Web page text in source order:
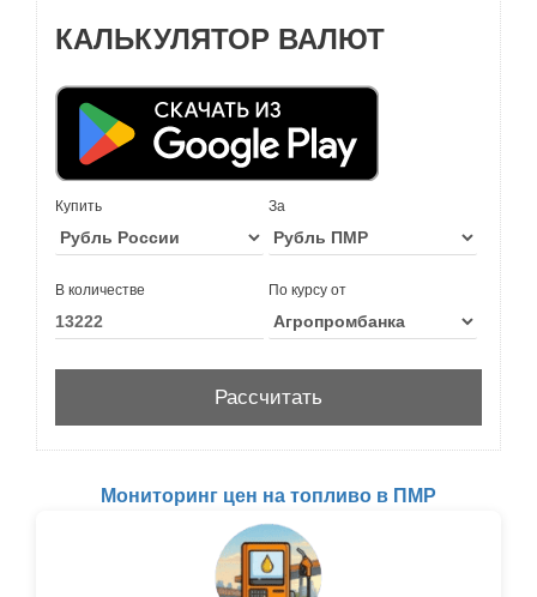
КАЛЬКУЛЯТОР ВАЛЮТ
Купить За
В количестве По курсу от
Мониторинг цен на топливо в ПМР